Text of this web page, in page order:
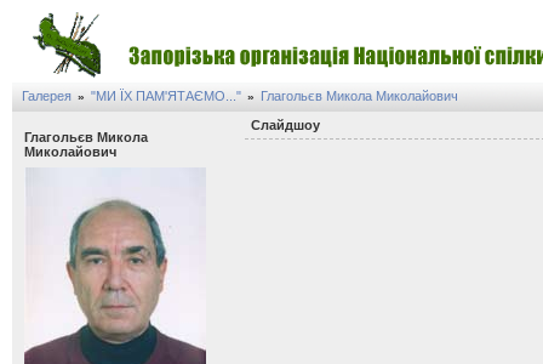
Галерея » "МИ ЇХ ПАМ'ЯТАЄМО..." » Глагольєв Микола Миколайович
Глагольєв Микола
Миколайович
Слайдшоу